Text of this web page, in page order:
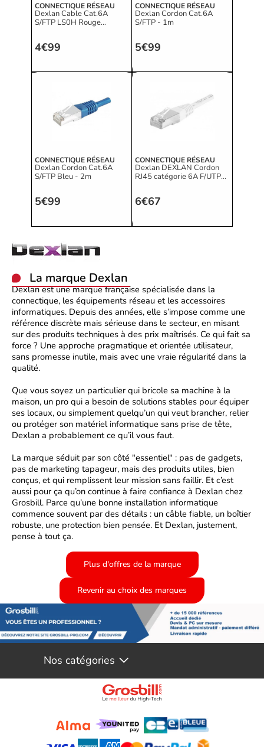
CONNECTIQUE RÉSEAU
Dexlan Cable Cat.6A
S/FTP LS0H Rouge
4€99
CONNECTIQUE RÉSEAU
Dexlan Cordon Cat.6A
S/FTP - 1m
5€99
CONNECTIQUE RÉSEAU
Dexlan Cordon Cat.6A
S/FTP Bleu - 2m
5€99
CONNECTIQUE RÉSEAU
Dexlan DEXLAN Cordon
RJ45 catégorie 6A F/UTP
6€67
La marque Dexlan
Dexlanest une marque française spécialisée dans la
connectique, les équipements réseau et les accessoires
informatiques. Depuis des années, elle s’impose comme une
référence discrète mais sérieuse dans le secteur, en misant
sur des produits techniques à des prix maîtrisés. Ce qui fait sa
force ? Une approche pragmatique et orientée utilisateur,
sans promesse inutile, mais avec une vraie régularité dans la
qualité.
Que vous soyez un particulier qui bricole sa machine à la
maison, un pro qui a besoin de solutions stables pour équiper
ses locaux, ou simplement quelqu’un qui veut brancher, relier
ou protéger son matériel informatique sans prise de tête,
Dexlan a probablement ce qu’il vous faut.
La marque séduit par son côté "essentiel" : pas de gadgets,
pas de marketing tapageur, mais des produits utiles, bien
conçus, et qui remplissent leur mission sans faillir. Et c’est
aussi pour ça qu’on continue à faire confiance à Dexlan chez
Grosbill. Parce qu’une bonne installation informatique
commence souvent par des détails : un câble fiable, un boîtier
robuste, une protection bien pensée. Et Dexlan, justement,
pense à tout ça.
Nos catégories